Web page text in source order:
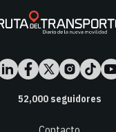
52,000seguidores